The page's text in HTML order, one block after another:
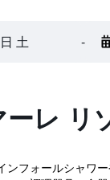
土 -
ーレ リ
ンフォールシャワ